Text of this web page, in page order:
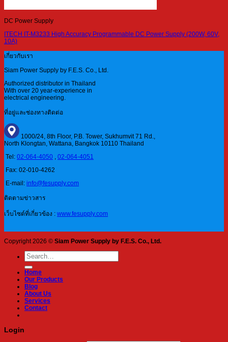
DC Power Supply
ITECH IT-M3233 High Accuracy Programmable DC Power Supply (200W, 60V,
10A)
เกี่ยวกับเรา
Siam Power Supply by F.E.S. Co., Ltd.
Authorized distributor in Thailand
With over 20 year-experience in
electrical engineering.
ที่อยู่และช่องทางติดต่อ
1000/24, 8th Floor, P.B. Tower, Sukhumvit 71 Rd.,
North Klongtan, Wattana, Bangkok 10110 Thailand
Tel: 02-064-4050 , 02-064-4051
Fax: 02-010-4262
E-mail: info@fesupply.com
ติดตามข่าวสาร
เว็บไซต์ที่เกี่ยวข้อง : www.fesupply.com
Copyright 2026 © Siam Power Supply by F.E.S. Co., Ltd.
Search
for:
Home
Our Products
Blog
About Us
Services
Contact
Login